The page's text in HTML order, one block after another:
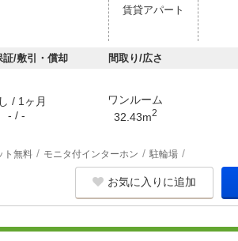
賃貸アパート
証/敷引・償却 間取り/広さ
/ 1ヶ月
- / -
ワンルーム
32.43m2
ト無料 モニタ付インターホン 駐輪場
お気に入りに追加